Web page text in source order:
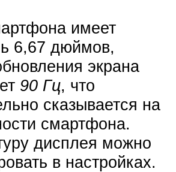
имеет
6,67 дюймов,
экрана
90 Гц, что
сказывается на
смартфона.
дисплея можно
в настройках.